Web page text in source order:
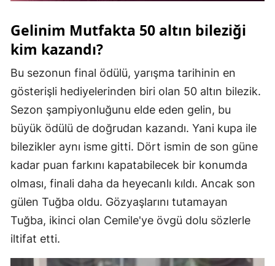
Ordu
Sakarya
Samsun
Siirt
Sinop
Sivas
Tekirdağ
Trabzon
Gelinim Mutfakta 50 altın bileziği
kim kazandı?
Bu sezonun final ödülü, yarışma tarihinin en
gösterişli hediyelerinden biri olan 50 altın bilezik.
Sezon şampiyonluğunu elde eden gelin, bu
büyük ödülü de doğrudan kazandı. Yani kupa ile
bilezikler aynı isme gitti. Dört ismin de son güne
kadar puan farkını kapatabilecek bir konumda
olması, finali daha da heyecanlı kıldı. Ancak son
gülen Tuğba oldu. Gözyaşlarını tutamayan
Tuğba, ikinci olan Cemile'ye övgü dolu sözlerle
iltifat etti.